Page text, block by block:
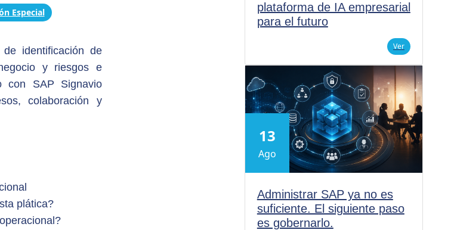
Especial
identificación de
y riesgos e
con SAP Signavio
colaboración y
plática?
plataforma de IA empresarial
para el futuro
Ver
13
Ago
Administrar SAP ya no es
suficiente. El siguiente paso
es gobernarlo.